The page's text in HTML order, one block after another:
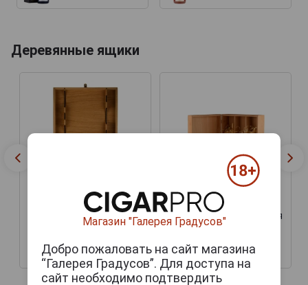
Деревянные ящики
Футляр деревянный
9 500 руб.
Подарочная коробка для
вина Бургонь Дуб на 3
6 000 руб.
Магазин "Галерея Градусов"
Добро пожаловать на сайт магазина
“Галерея Градусов”. Для доступа на
сайт необходимо подтвердить